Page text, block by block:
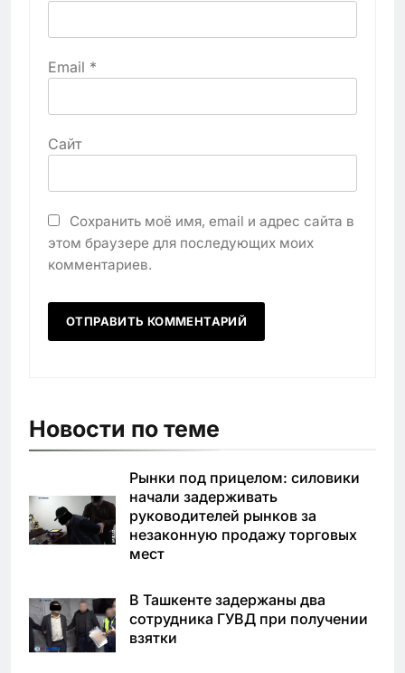
Email *
Сайт
Сохранить моё имя, email и адрес сайта в
этом браузере для последующих моих
комментариев.
Новости по теме
Рынки под прицелом: силовики
начали задерживать
руководителей рынков за
незаконную продажу торговых
мест
В Ташкенте задержаны два
сотрудника ГУВД при получении
взятки